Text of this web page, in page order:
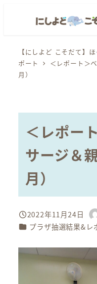
【にしよど こそだて】
ポート
＜レポート＞
月）
＜レポー
サージ＆
月）
投稿日
2022年11月24日
著
者
カテゴリー
プラザ抽選結果&レ